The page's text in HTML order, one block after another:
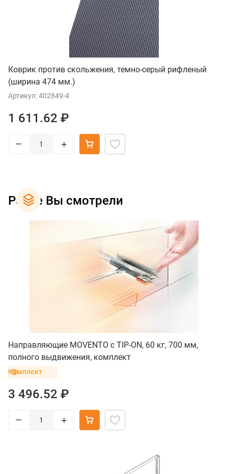
Коврик против скольжения, темно-серый рифленый
(ширина 474 мм.)
Артикул: 402849-4
1 611.62 ₽
– +
Ранее Вы смотрели
Направляющие MOVENTO с TIP-ON, 60 кг, 700 мм,
полного выдвижения, комплект
Комплект
3 496.52 ₽
– +